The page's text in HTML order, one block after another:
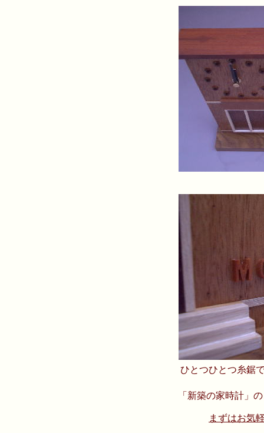
ひとつひとつ糸鋸
「新築の家時計」
まずはお気